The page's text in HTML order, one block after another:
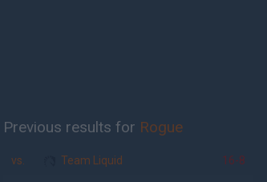
Previous results for Rogue
vs. Team Liquid 16-8